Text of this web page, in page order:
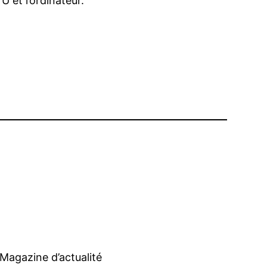
Magazine d’actualité